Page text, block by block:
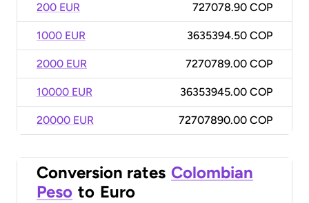
200 EUR 727078.90 COP
1000 EUR 3635394.50 COP
2000 EUR 7270789.00 COP
10000 EUR 36353945.00 COP
20000 EUR 72707890.00 COP
Conversion rates Colombian
Peso to Euro